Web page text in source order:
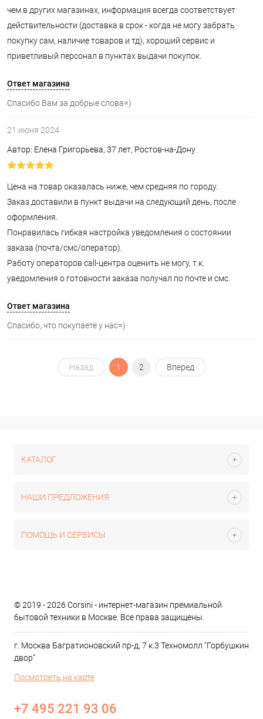
чем в других магазинах, информация всегда соответствует
действительности (доставка в срок - когда не могу забрать
покупку сам, наличие товаров и тд), хороший сервис и
приветливый персонал в пунктах выдачи покупок.
Ответ магазина
Спасибо Вам за добрые слова=)
21 июня 2024
Автор: Елена Григорьева, 37 лет, Ростов-на-Дону
Цена на товар оказалась ниже, чем средняя по городу.
Заказ доставили в пункт выдачи на следующий день, после
оформления.
Понравилась гибкая настройка уведомления о состоянии
заказа (почта/смс/оператор).
Работу операторов call-центра оценить не могу, т.к.
уведомления о готовности заказа получал по почте и смс.
Ответ магазина
Спасибо, что покупаете у нас=)
Назад 1 2 Вперед
КАТАЛОГ
НАШИ ПРЕДЛОЖЕНИЯ
ПОМОЩЬ И СЕРВИСЫ
© 2019 - 2026 Corsini - интернет-магазин премиальной
бытовой техники в Москве. Все права защищены.
г. Москва Багратионовский пр-д, 7 к.3 Техномолл "Горбушкин
двор"
Посмотреть на карте
+7 495 221 93 06